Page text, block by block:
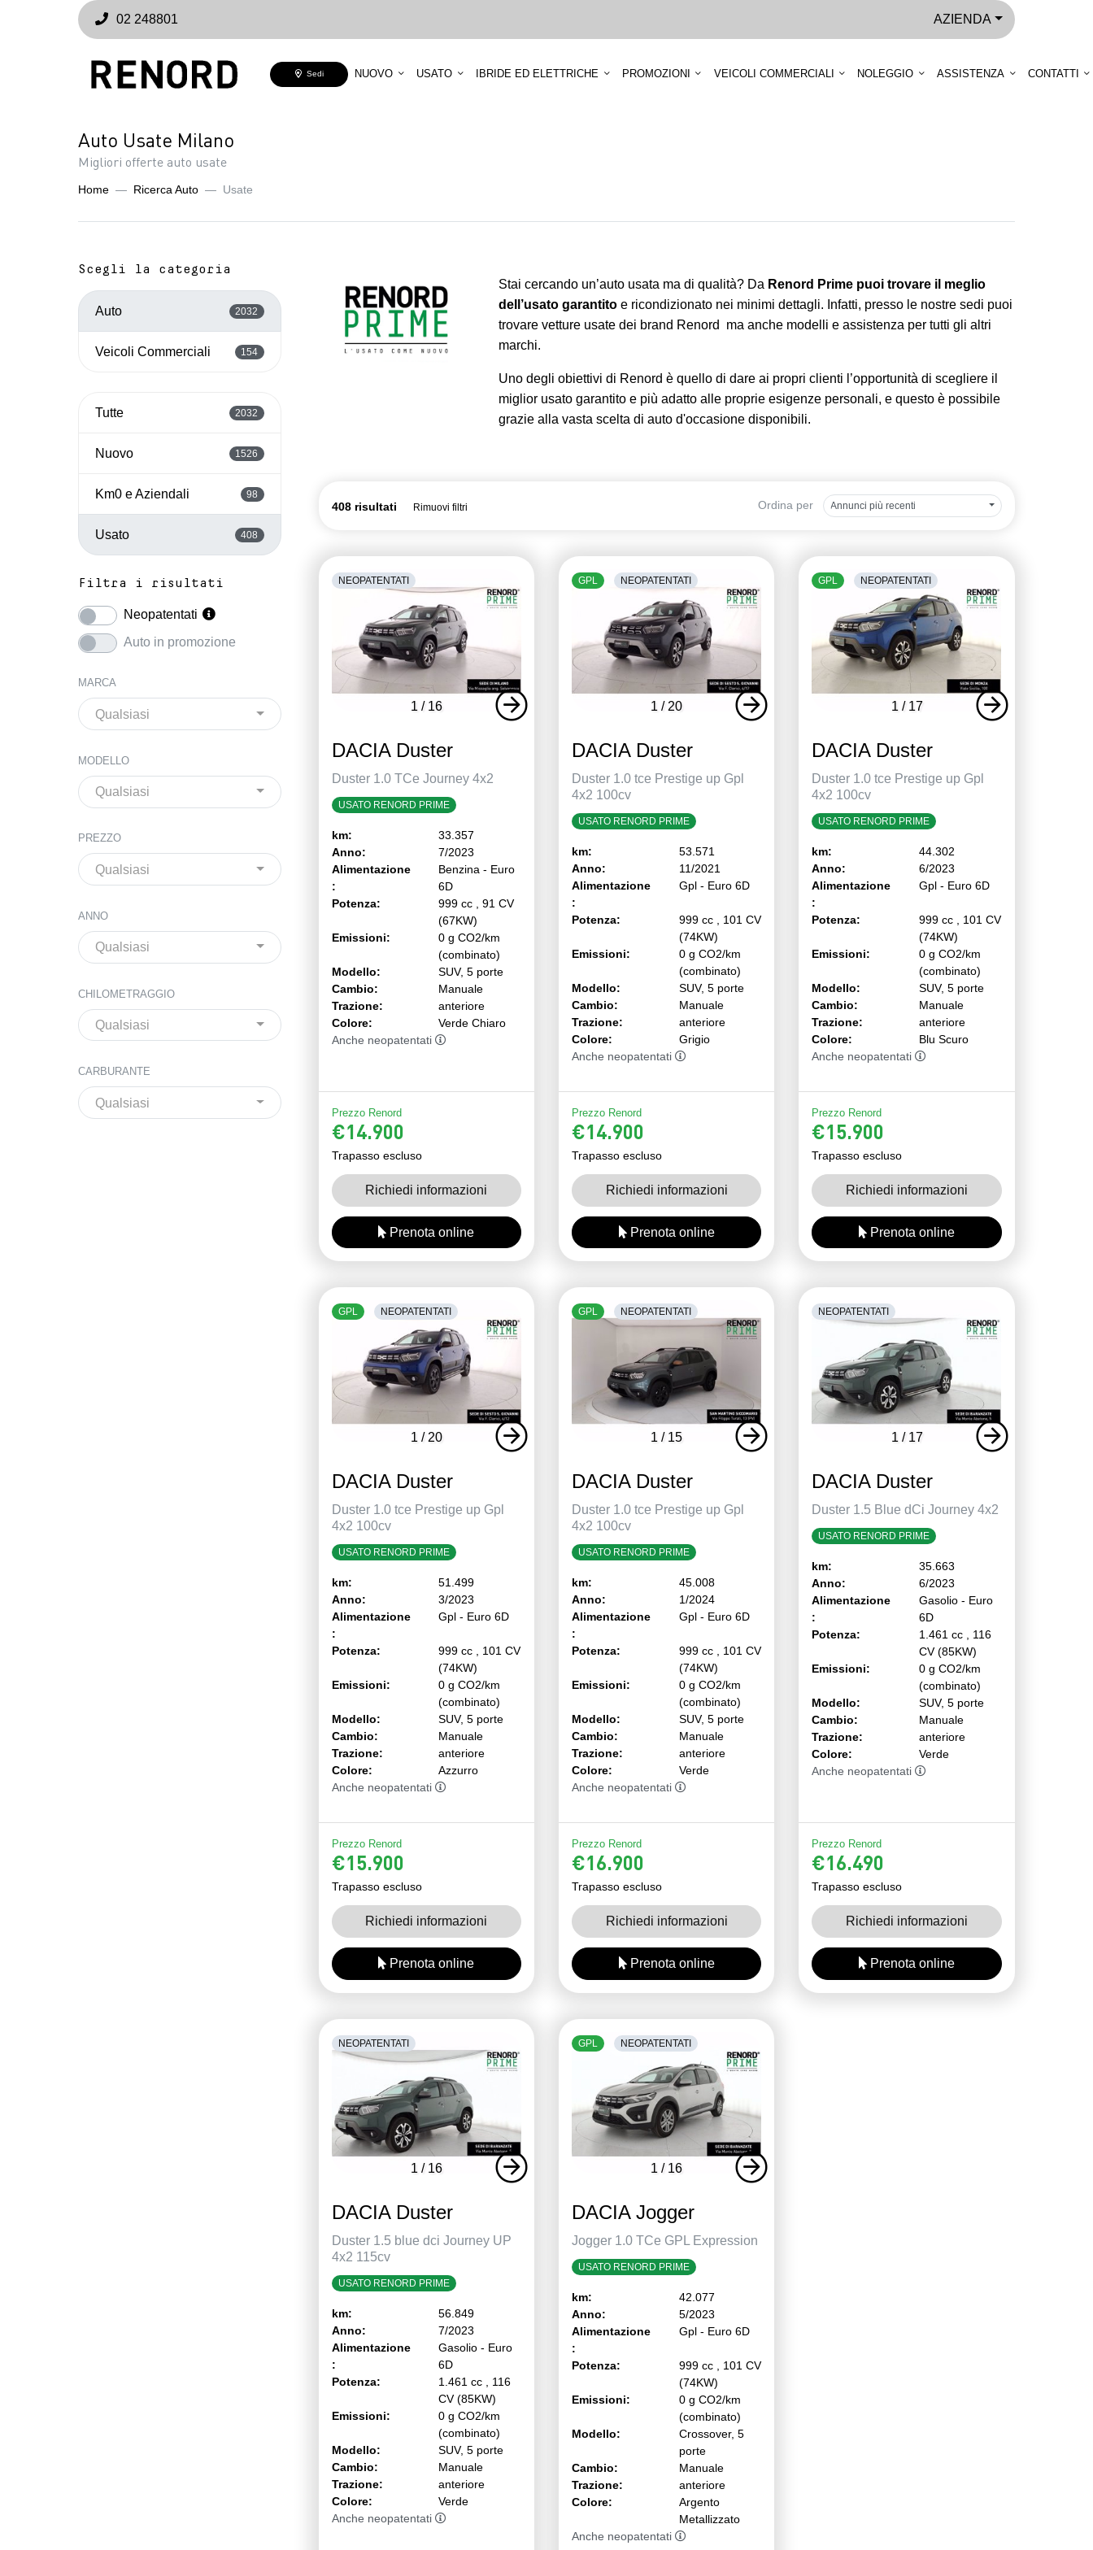
02 248801 AZIENDA
Sedi NUOVO USATO IBRIDE ED ELETTRICHE PROMOZIONI VEICOLI COMMERCIALI NOLEGGIO ASSISTENZA CONTATTI
Auto Usate Milano
Migliori offerte auto usate
Home Ricerca Auto Usate
Scegli la categoria
Auto 2032
Veicoli Commerciali 154
Tutte 2032
Nuovo 1526
Km0 e Aziendali 98
Usato 408
Filtra i risultati
Neopatentati
Auto in promozione
MARCA
Qualsiasi
MODELLO
Qualsiasi
PREZZO
Qualsiasi
ANNO
Qualsiasi
CHILOMETRAGGIO
Qualsiasi
CARBURANTE
Qualsiasi
Stai cercando un’auto usata ma di qualità? Da Renord Prime puoi trovare il meglio
dell’usato garantito e ricondizionato nei minimi dettagli. Infatti, presso le nostre sedi puoi
trovare vetture usate dei brand Renord ma anche modelli e assistenza per tutti gli altri
marchi.
Uno degli obiettivi di Renord è quello di dare ai propri clienti l’opportunità di scegliere il
miglior usato garantito e più adatto alle proprie esigenze personali, e questo è possibile
grazie alla vasta scelta di auto d'occasione disponibili.
408 risultati Rimuovi filtri Ordina per Annunci più recenti
1 / 16
NEOPATENTATI
DACIA Duster
Duster 1.0 TCe Journey 4x2
USATO RENORD PRIME
km:
33.357
Anno:
7/2023
Alimentazione
:
Benzina - Euro
6D
Potenza:
999 cc , 91 CV
(67KW)
Emissioni:
0 g CO2/km
(combinato)
Modello:
SUV, 5 porte
Cambio:
Manuale
Trazione:
anteriore
Colore:
Verde Chiaro
Anche neopatentati
Prezzo Renord
€14.900
Trapasso escluso
Richiedi informazioni
Prenota online
1 / 20
GPL NEOPATENTATI
DACIA Duster
Duster 1.0 tce Prestige up Gpl
4x2 100cv
USATO RENORD PRIME
km:
53.571
Anno:
11/2021
Alimentazione
:
Gpl - Euro 6D
Potenza:
999 cc , 101 CV
(74KW)
Emissioni:
0 g CO2/km
(combinato)
Modello:
SUV, 5 porte
Cambio:
Manuale
Trazione:
anteriore
Colore:
Grigio
Anche neopatentati
Prezzo Renord
€14.900
Trapasso escluso
Richiedi informazioni
Prenota online
1 / 17
GPL NEOPATENTATI
DACIA Duster
Duster 1.0 tce Prestige up Gpl
4x2 100cv
USATO RENORD PRIME
km:
44.302
Anno:
6/2023
Alimentazione
:
Gpl - Euro 6D
Potenza:
999 cc , 101 CV
(74KW)
Emissioni:
0 g CO2/km
(combinato)
Modello:
SUV, 5 porte
Cambio:
Manuale
Trazione:
anteriore
Colore:
Blu Scuro
Anche neopatentati
Prezzo Renord
€15.900
Trapasso escluso
Richiedi informazioni
Prenota online
1 / 20
GPL NEOPATENTATI
DACIA Duster
Duster 1.0 tce Prestige up Gpl
4x2 100cv
USATO RENORD PRIME
km:
51.499
Anno:
3/2023
Alimentazione
:
Gpl - Euro 6D
Potenza:
999 cc , 101 CV
(74KW)
Emissioni:
0 g CO2/km
(combinato)
Modello:
SUV, 5 porte
Cambio:
Manuale
Trazione:
anteriore
Colore:
Azzurro
Anche neopatentati
Prezzo Renord
€15.900
Trapasso escluso
Richiedi informazioni
Prenota online
1 / 15
GPL NEOPATENTATI
DACIA Duster
Duster 1.0 tce Prestige up Gpl
4x2 100cv
USATO RENORD PRIME
km:
45.008
Anno:
1/2024
Alimentazione
:
Gpl - Euro 6D
Potenza:
999 cc , 101 CV
(74KW)
Emissioni:
0 g CO2/km
(combinato)
Modello:
SUV, 5 porte
Cambio:
Manuale
Trazione:
anteriore
Colore:
Verde
Anche neopatentati
Prezzo Renord
€16.900
Trapasso escluso
Richiedi informazioni
Prenota online
1 / 17
NEOPATENTATI
DACIA Duster
Duster 1.5 Blue dCi Journey 4x2
USATO RENORD PRIME
km:
35.663
Anno:
6/2023
Alimentazione
:
Gasolio - Euro
6D
Potenza:
1.461 cc , 116
CV (85KW)
Emissioni:
0 g CO2/km
(combinato)
Modello:
SUV, 5 porte
Cambio:
Manuale
Trazione:
anteriore
Colore:
Verde
Anche neopatentati
Prezzo Renord
€16.490
Trapasso escluso
Richiedi informazioni
Prenota online
1 / 16
NEOPATENTATI
DACIA Duster
Duster 1.5 blue dci Journey UP
4x2 115cv
USATO RENORD PRIME
km:
56.849
Anno:
7/2023
Alimentazione
:
Gasolio - Euro
6D
Potenza:
1.461 cc , 116
CV (85KW)
Emissioni:
0 g CO2/km
(combinato)
Modello:
SUV, 5 porte
Cambio:
Manuale
Trazione:
anteriore
Colore:
Verde
Anche neopatentati
1 / 16
GPL NEOPATENTATI
DACIA Jogger
Jogger 1.0 TCe GPL Expression
USATO RENORD PRIME
km:
42.077
Anno:
5/2023
Alimentazione
:
Gpl - Euro 6D
Potenza:
999 cc , 101 CV
(74KW)
Emissioni:
0 g CO2/km
(combinato)
Modello:
Crossover, 5
porte
Cambio:
Manuale
Trazione:
anteriore
Colore:
Argento
Metallizzato
Anche neopatentati